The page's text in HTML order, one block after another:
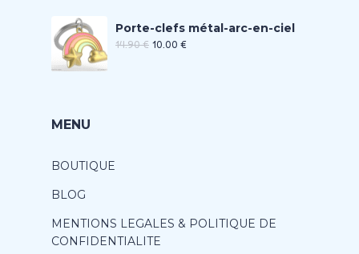
Porte-clefs métal-arc-en-ciel
14.90€ 10.00 €
MENU
BOUTIQUE
BLOG
MENTIONS LEGALES & POLITIQUE DE
CONFIDENTIALITE